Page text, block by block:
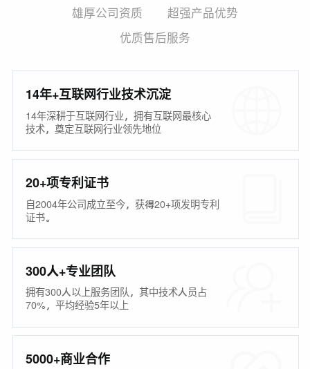
雄厚公司资质
超强产品优势
优质售后服务
14年+互联网行业技术沉淀
14年深耕于互联网行业，拥有互联网最核心
技术，奠定互联网行业领先地位
20+项专利证书
自2004年公司成立至今，获得20+项发明专利
证书。
300人+专业团队
拥有300人以上服务团队，其中技术人员占
70%，平均经验5年以上
5000+商业合作